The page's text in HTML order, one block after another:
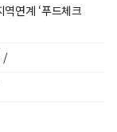
연계 ‘푸드체크
/